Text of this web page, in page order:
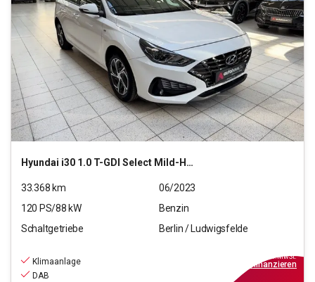
Hyundai i30 1.0 T-GDI Select Mild-Hybrid (EURO 6d)(OPF)
33.368 km
06/2023
120 PS/88 kW
Benzin
Schaltgetriebe
Berlin / Ludwigsfelde
Klimaanlage
DAB
inkl.MwSt.
finanzieren